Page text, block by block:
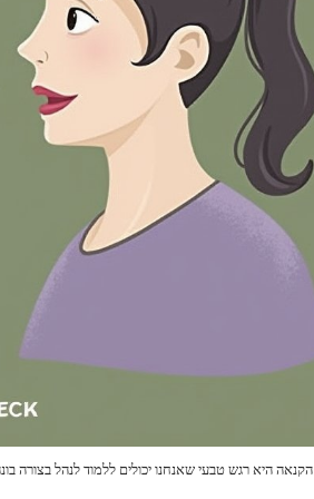
הקנאה היא רגש טבעי שאנחנו יכולים ללמוד לנהל בצורה